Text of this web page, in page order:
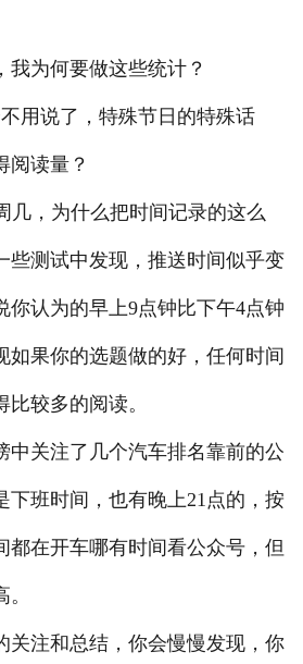
我为何要做这些统计？
用说了，特殊节日的特殊话
阅读量？
几，为什么把时间记录的这么
些测试中发现，推送时间似乎变
你认为的早上9点钟比下午4点钟
如果你的选题做的好，任何时间
较多的阅读。
中关注了几个汽车排名靠前的公
下班时间，也有晚上21点的，按
都在开车哪有时间看公众号，但
关注和总结，你会慢慢发现，你